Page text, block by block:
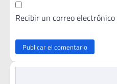
Recibir un correo